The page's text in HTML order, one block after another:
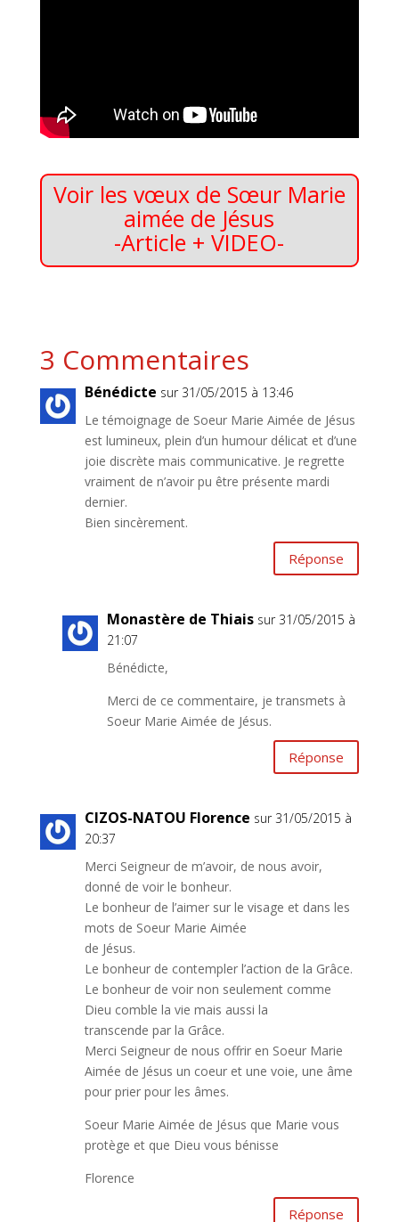
Voir les vœux de Sœur Marie
aimée de Jésus
-Article + VIDEO-
3 Commentaires
Bénédicte sur 31/05/2015 à 13:46
Le témoignage de Soeur Marie Aimée de Jésus
est lumineux, plein d’un humour délicat et d’une
joie discrète mais communicative. Je regrette
vraiment de n’avoir pu être présente mardi
dernier.
Bien sincèrement.
Réponse
Monastère de Thiais sur 31/05/2015 à
21:07
Bénédicte,
Merci de ce commentaire, je transmets à
Soeur Marie Aimée de Jésus.
Réponse
CIZOS-NATOU Florence sur 31/05/2015 à
20:37
Merci Seigneur de m’avoir, de nous avoir,
donné de voir le bonheur.
Le bonheur de l’aimer sur le visage et dans les
mots de Soeur Marie Aimée
de Jésus.
Le bonheur de contempler l’action de la Grâce.
Le bonheur de voir non seulement comme
Dieu comble la vie mais aussi la
transcende par la Grâce.
Merci Seigneur de nous offrir en Soeur Marie
Aimée de Jésus un coeur et une voie, une âme
pour prier pour les âmes.
Soeur Marie Aimée de Jésus que Marie vous
protège et que Dieu vous bénisse
Florence
Réponse